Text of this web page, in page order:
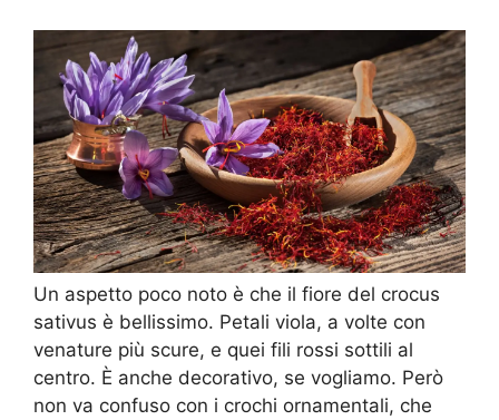
Un aspetto poco noto è che il fiore del crocus
sativus è bellissimo. Petali viola, a volte con
venature più scure, e quei fili rossi sottili al
centro. È anche decorativo, se vogliamo. Però
non va confuso con i crochi ornamentali, che